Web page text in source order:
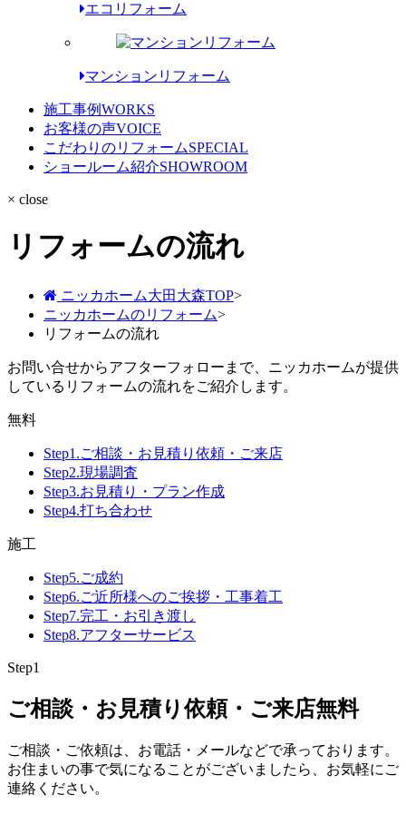
エコリフォーム
マンションリフォーム
施工事例WORKS
お客様の声VOICE
こだわりのリフォームSPECIAL
ショールーム紹介SHOWROOM
× close
リフォームの流れ
ニッカホーム大田大森TOP>
ニッカホームのリフォーム>
リフォームの流れ
お問い合せからアフターフォローまで、ニッカホームが提供
しているリフォームの流れをご紹介します。
無料
Step1.ご相談・お見積り依頼・ご来店
Step2.現場調査
Step3.お見積り・プラン作成
Step4.打ち合わせ
施工
Step5.ご成約
Step6.ご近所様へのご挨拶・工事着工
Step7.完工・お引き渡し
Step8.アフターサービス
Step1
ご相談・お見積り依頼・ご来店無料
ご相談・ご依頼は、お電話・メールなどで承っております。
お住まいの事で気になることがございましたら、お気軽にご
連絡ください。